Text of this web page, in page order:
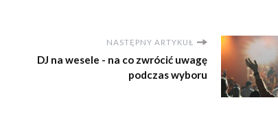
NASTĘPNY ARTYKUŁ
DJ na wesele - na co zwrócić uwagę
podczas wyboru